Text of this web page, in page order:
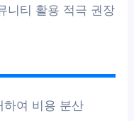
니티 활용 적극 권장
하여 비용 분산